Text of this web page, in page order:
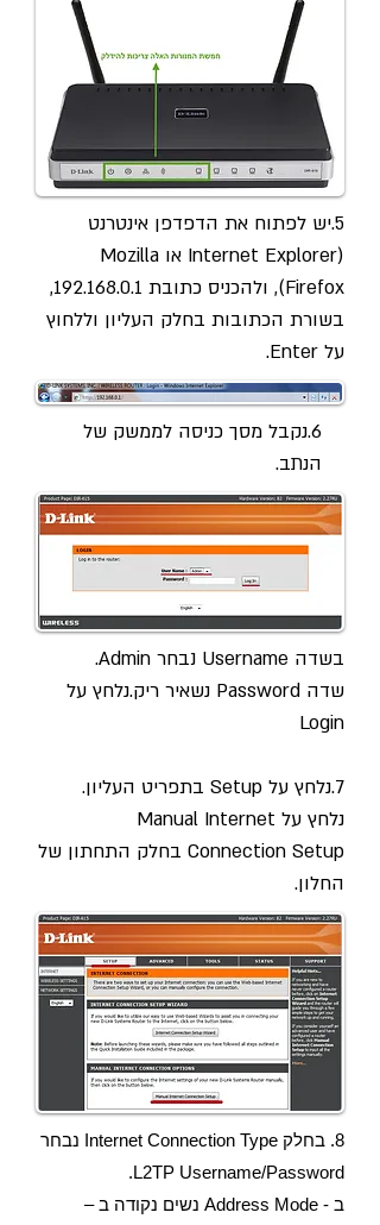
5.יש לפתוח את הדפדפן אינטרנט
(Internet Explorer או Mozilla
Firefox), ולהכניס כתובת
192.168.0.1
,
בשורת הכתובות בחלק העליון וללחוץ
על Enter.
6.נקבל מסך כניסה לממשק של
הנתב.
בשדה Username נבחר Admin.
שדה Password נשאיר ריק.נלחץ על
Login
7.נלחץ על Setup בתפריט העליון.
נלחץ על Manual Internet
Connection Setup בחלק התחתון של
החלון.
8. בחלק Internet Connection Type נבחר
L2TP Username/Password.
ב - Address Mode נשים נקודה ב –